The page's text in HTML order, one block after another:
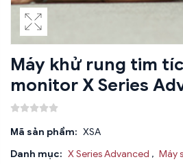
Máy khử rung tim
monitor X Series
Mã sản phẩm: XSA
Danh mục: X Series Advanced , Máy